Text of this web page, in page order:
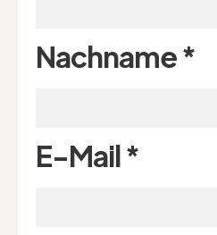
Nachname*
E-Mail*